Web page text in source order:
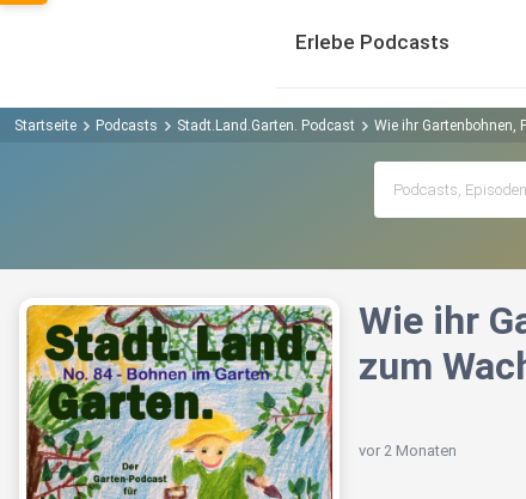
Erlebe Podcasts
Startseite Podcasts Stadt.Land.Garten. Podcast Wie ihr Gartenbohnen,
Wie ihr
zum
vor 2 Monaten